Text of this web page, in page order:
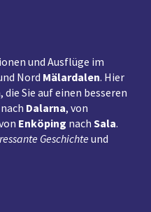
und Ausflüge im
Nord Mälardalen. Hier
Sie auf einen besseren
nach Dalarna, von
Enköping nach Sala.
Geschichteund